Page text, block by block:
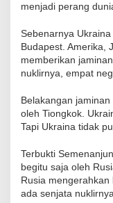
menjadi perang
Sebenarnya
Budapest. Amerika,
memberikan
nuklirnya, empat
Belakangan
oleh Tiongkok.
Tapi Ukraina tidak
Terbukti
begitu saja oleh
Rusia
ada senjata